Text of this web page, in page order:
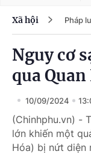
Xã hội Pháp
Nguy cơ
qua Quan
10/09/2024
(Chinhphu.vn) -
lớn khiến một
Hóa) bị nứt diện